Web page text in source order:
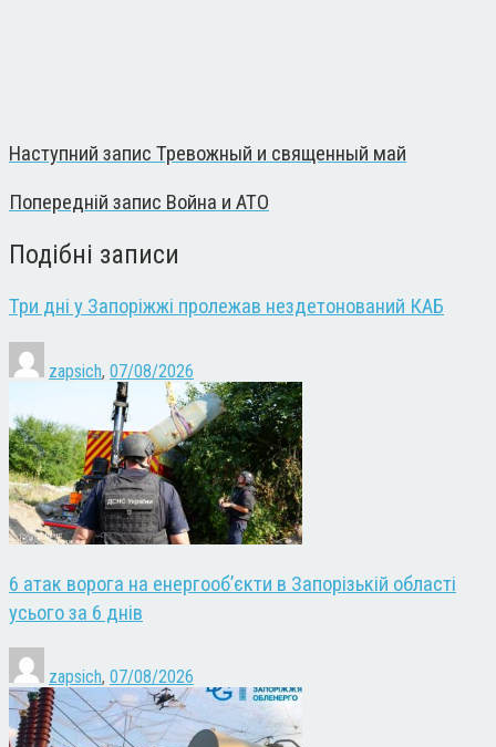
Наступний запис Тревожный и священный май
Попередній запис Война и АТО
Подібні записи
Три дні у Запоріжжі пролежав нездетонований КАБ
zapsich, 07/08/2026
6 атак ворога на енергооб’єкти в Запорізькій області
усього за 6 днів
zapsich, 07/08/2026